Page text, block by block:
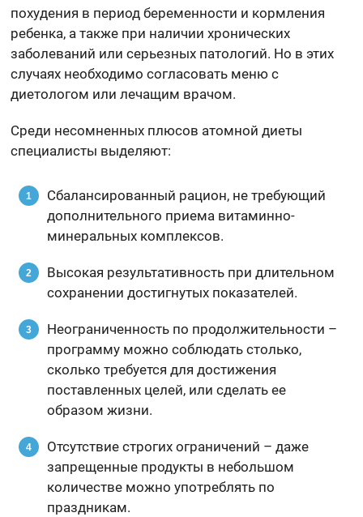
похудения в период беременности и кормления
ребенка, а также при наличии хронических
заболеваний или серьезных патологий. Но в этих
случаях необходимо согласовать меню с
диетологом или лечащим врачом.
Среди несомненных плюсов атомной диеты
специалисты выделяют:
Сбалансированный рацион, не требующий
дополнительного приема витаминно-
минеральных комплексов.
Высокая результативность при длительном
сохранении достигнутых показателей.
Неограниченность по продолжительности –
программу можно соблюдать столько,
сколько требуется для достижения
поставленных целей, или сделать ее
образом жизни.
Отсутствие строгих ограничений – даже
запрещенные продукты в небольшом
количестве можно употреблять по
праздникам.